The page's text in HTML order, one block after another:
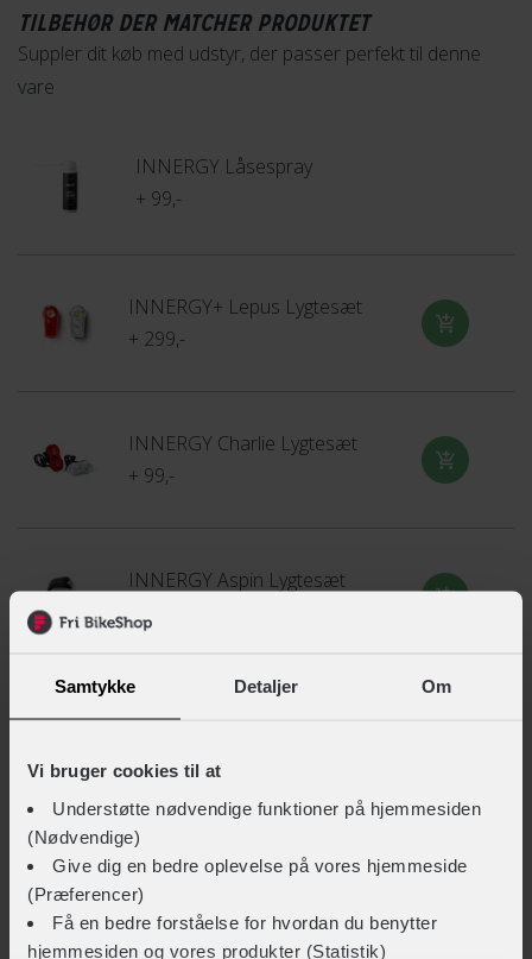
Samtykke Detaljer Om
Vi bruger cookies til at
Understøtte nødvendige funktioner på hjemmesiden
(Nødvendige)
Give dig en bedre oplevelse på vores hjemmeside
(Præferencer)
Få en bedre forståelse for hvordan du benytter
hjemmesiden og vores produkter (Statistik)
Lær mere
TILBEHØR DER MATCHER PRODUKTET
Suppler dit køb med udstyr, der passer perfekt til denne
vare
INNERGY Låsespray
+ 99,-
INNERGY+ Lepus Lygtesæt
+ 299,-
INNERGY Charlie Lygtesæt
+ 99,-
INNERGY Aspin Lygtesæt
INNERGY Ringeklokke m/EasyFix
INNERGY Kædeolie tør
+ 79,-